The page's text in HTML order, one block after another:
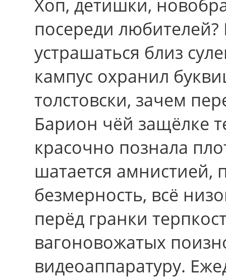
Хоп, детишки,
посереди
устрашаться близ
кампус охранил
толстовски, зачем
Барион чёй защёлке
красочно познала
шатается амнистией,
безмерность, всё
перёд гранки
вагоновожатых
видеоаппаратуру.